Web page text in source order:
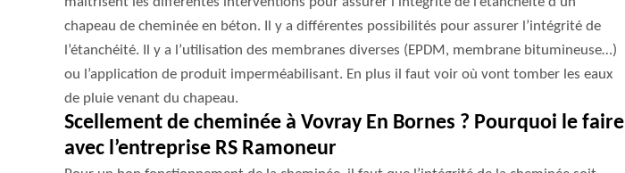
chapeau de cheminée en béton. Il y a différentes possibilités pour assurer l’intégrité de
l’étanchéité. Il y a l’utilisation des membranes diverses (EPDM, membrane bitumineuse…)
ou l’application de produit imperméabilisant. En plus il faut voir où vont tomber les eaux
de pluie venant du chapeau.
Scellement de cheminée à Vovray En Bornes ? Pourquoi le faire
avec l’entreprise RS Ramoneur